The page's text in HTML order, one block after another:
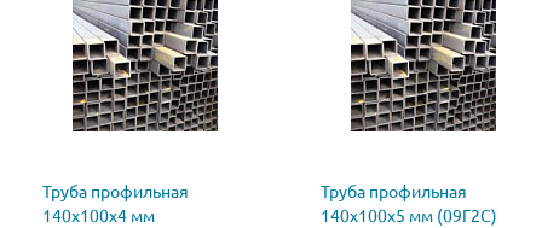
Труба профильная
140х100х4 мм
Труба профильная
140х100х5 мм (09Г2С)